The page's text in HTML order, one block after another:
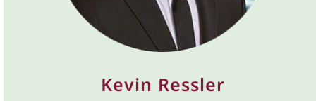
Kevin Ressler